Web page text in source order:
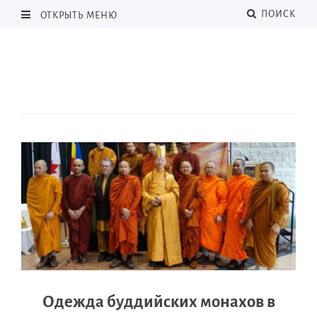
ОТКРЫТЬ МЕНЮ ПОИСК
Одежда буддийских монахов в